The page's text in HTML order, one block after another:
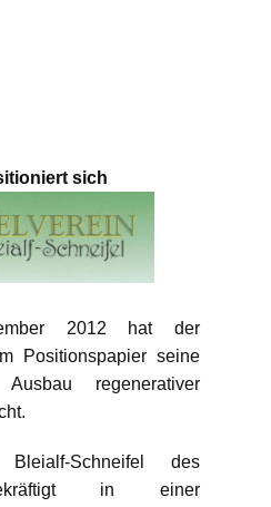
sich
2012 hat der
Positionspapier seine
regenerativer
Schneifel des
in einer